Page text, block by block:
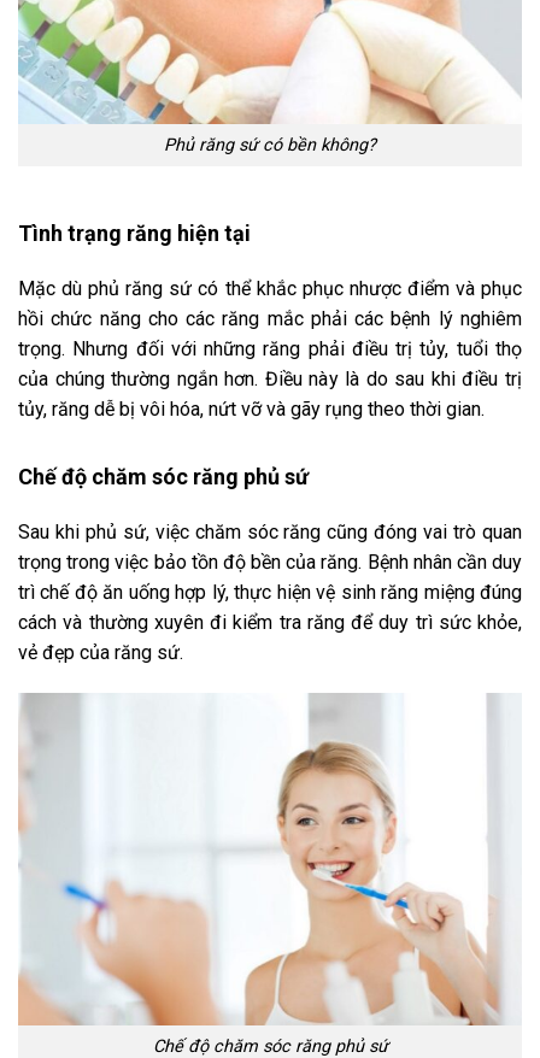
Phủ răng sứ có bền không?
Tình trạng răng hiện tại
Mặc dù phủ răng sứ có thể khắc phục nhược điểm và phục
hồi chức năng cho các răng mắc phải các bệnh lý nghiêm
trọng. Nhưng đối với những răng phải điều trị tủy, tuổi thọ
của chúng thường ngắn hơn. Điều này là do sau khi điều trị
tủy, răng dễ bị vôi hóa, nứt vỡ và gãy rụng theo thời gian.
Chế độ chăm sóc răng phủ sứ
Sau khi phủ sứ, việc chăm sóc răng cũng đóng vai trò quan
trọng trong việc bảo tồn độ bền của răng. Bệnh nhân cần duy
trì chế độ ăn uống hợp lý, thực hiện vệ sinh răng miệng đúng
cách và thường xuyên đi kiểm tra răng để duy trì sức khỏe,
vẻ đẹp của răng sứ.
Chế độ chăm sóc răng phủ sứ